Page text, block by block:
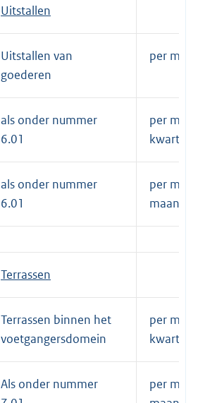
Uitstallen
Uitstallen van
goederen
per m2
als onder nummer
6.01
per m2
kwartaal
als onder nummer
6.01
per m2
maand
Terrassen
Terrassen binnen het
voetgangersdomein
per m2
kwartaal
Als onder nummer
per m2